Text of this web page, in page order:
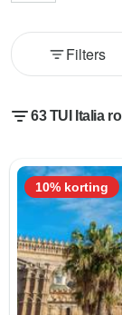
Filters
63 TUI Italia
10% korting